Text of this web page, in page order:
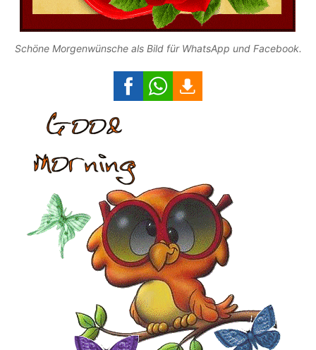
Schöne Morgenwünsche als Bild für WhatsApp und Facebook.